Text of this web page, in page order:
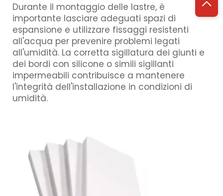
Durante il montaggio delle lastre, è
importante lasciare adeguati spazi di
espansione e utilizzare fissaggi resistenti
all'acqua per prevenire problemi legati
all'umidità. La corretta sigillatura dei giunti e
dei bordi con silicone o simili sigillanti
impermeabili contribuisce a mantenere
l'integrità dell'installazione in condizioni di
umidità.